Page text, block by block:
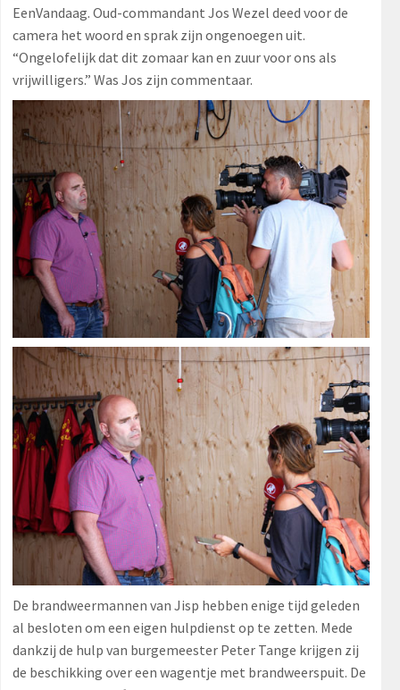
EenVandaag. Oud-commandant Jos Wezel deed voor de
camera het woord en sprak zijn ongenoegen uit.
“Ongelofelijk dat dit zomaar kan en zuur voor ons als
vrijwilligers.” Was Jos zijn commentaar.
De brandweermannen van Jisp hebben enige tijd geleden
al besloten om een eigen hulpdienst op te zetten. Mede
dankzij de hulp van burgemeester Peter Tange krijgen zij
de beschikking over een wagentje met brandweerspuit. De